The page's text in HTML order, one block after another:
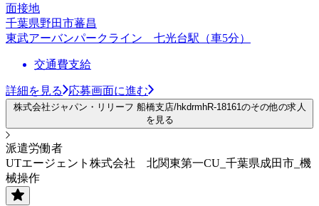
面接地
千葉県野田市蕃昌
東武アーバンパークライン 七光台駅（車5分）
交通費支給
詳細を見る 応募画面に進む
株式会社ジャパン・リリーフ 船橋支店/hkdrmhR-18161のその他の求人
を見る
派遣労働者
UTエージェント株式会社 北関東第一CU_千葉県成田市_機
械操作